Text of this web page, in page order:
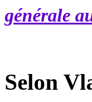
générale
Selon